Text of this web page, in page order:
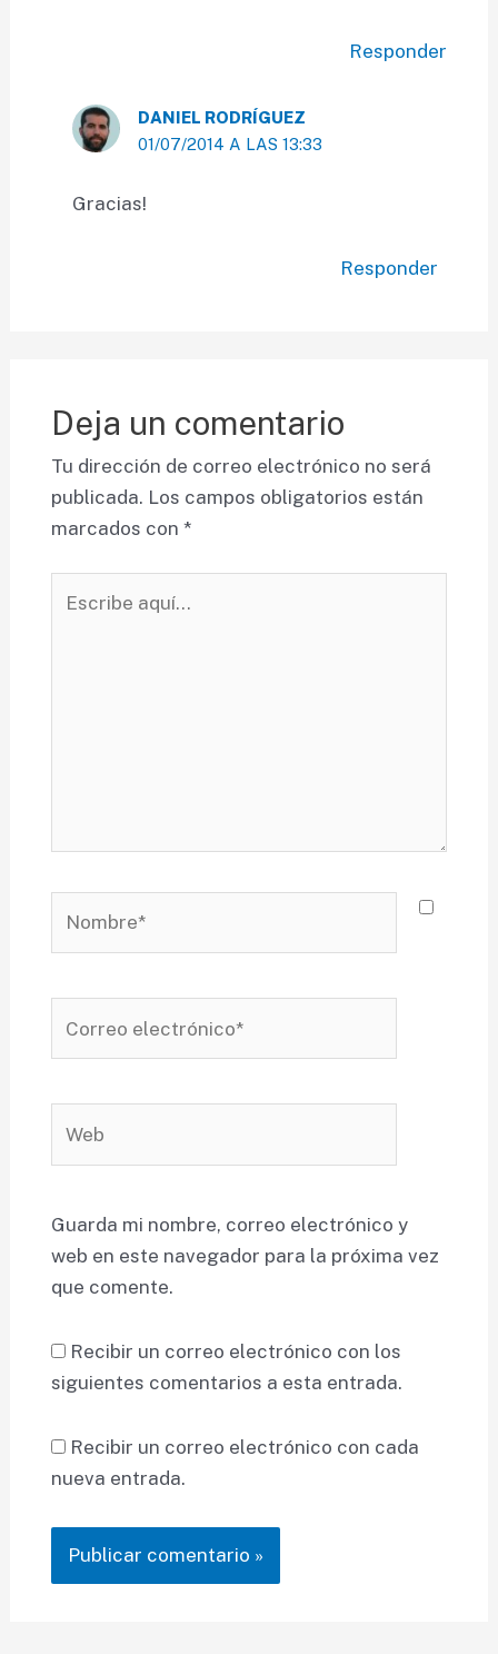
Responder
DANIEL RODRÍGUEZ
01/07/2014 A LAS 13:33
Gracias!
Responder
Deja un comentario
Tu dirección de correo electrónico no será
publicada. Los campos obligatorios están
marcados con *
electrónico*
Guarda mi nombre, correo electrónico y
web en este navegador para la próxima vez
que comente.
Recibir un correo electrónico con los
siguientes comentarios a esta entrada.
Recibir un correo electrónico con cada
nueva entrada.